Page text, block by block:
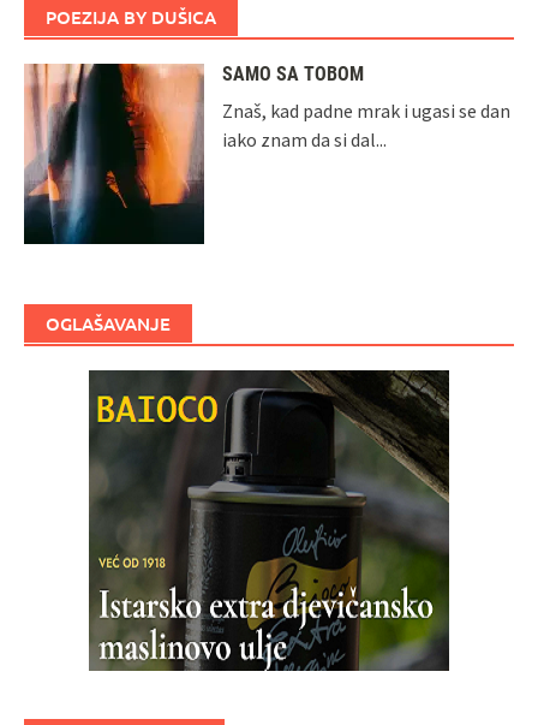
POEZIJA BY DUŠICA
SAMO SA TOBOM
Znaš, kad padne mrak i ugasi se dan
iako znam da si dal...
OGLAŠAVANJE